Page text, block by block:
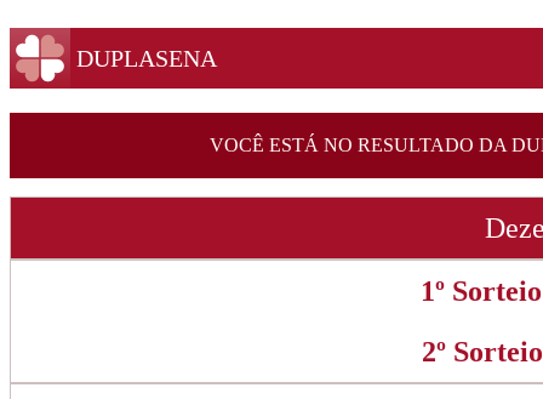
DUPLASENA
VOCÊ ESTÁ NO RESULTADO DA
1º
2º